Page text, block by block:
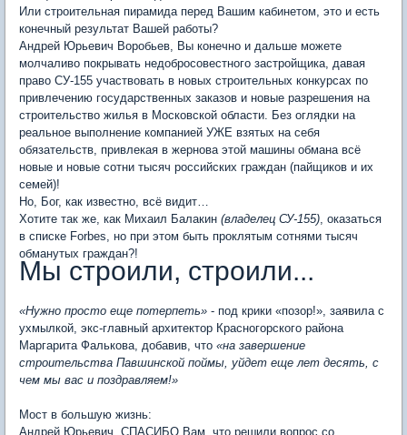
Или строительная пирамида перед Вашим кабинетом, это и есть
конечный результат Вашей работы?
Андрей Юрьевич Воробьев, Вы конечно и дальше можете
молчаливо покрывать недобросовестного застройщика, давая
право СУ-155 участвовать в новых строительных конкурсах по
привлечению государственных заказов и новые разрешения на
строительство жилья в Московской области. Без оглядки на
реальное выполнение компанией УЖЕ взятых на себя
обязательств, привлекая в жернова этой машины обмана всё
новые и новые сотни тысяч российских граждан (пайщиков и их
семей)!
Но, Бог, как известно, всё видит…
Хотите так же, как Михаил Балакин (владелец СУ-155) , оказаться
в списке Forbes, но при этом быть проклятым сотнями тысяч
обманутых граждан?!
Мы строили, строили...
«Нужно просто еще потерпеть» - под крики «позор!», заявила с
ухмылкой, экс-главный архитектор Красногорского района
Маргарита Фалькова, добавив, что «на завершение
строительства Павшинской поймы, уйдет еще лет десять, с
чем мы вас и поздравляем!»
Мост в большую жизнь:
Андрей Юрьевич, СПАСИБО Вам, что решили вопрос со